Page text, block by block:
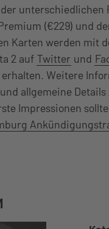
unterschiedlichen
(€229) und
Karten werden mit
2 auf Twitter und
erhalten. Weitere
allgemeine
Impressionen